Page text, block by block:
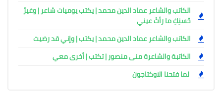
الكاتب والشاعر عماد الدين محمد | يكتب يوميات شاعر | وغيرُ
حُسنِكِ ما رأتْ عيني
الكاتب والشاعر عماد الدين محمد | يكتب | وإني قد رضيت
الكاتبة والشاعرة منى منصور | تكتب | أخرى معي
لما فتحنا الاوكتاجون